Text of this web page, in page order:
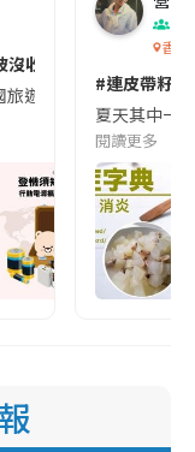
收😱出發前切記檢查
旅遊的民眾，近期要
香港
#連皮帶籽
夏天其中一
閱讀更多